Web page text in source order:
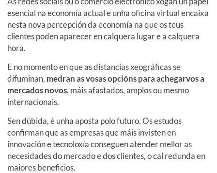
esencial na economía actual e unha oficina virtual encaixa
nesta nova percepción da economía na que os teus
clientes poden aparecer en calquera lugar e a calquera
hora.
E no momento en que as distancias xeográficas se
difuminan, medran as vosas opcións para achegarvos a
mercados novos, máis afastados, amplos ou mesmo
internacionais.
Sen dúbida, é unha aposta polo futuro. Os estudos
confirman que as empresas que máis invisten en
innovación e tecnoloxía conseguen atender mellor as
necesidades do mercado e dos clientes, o cal redunda en
maiores beneficios.